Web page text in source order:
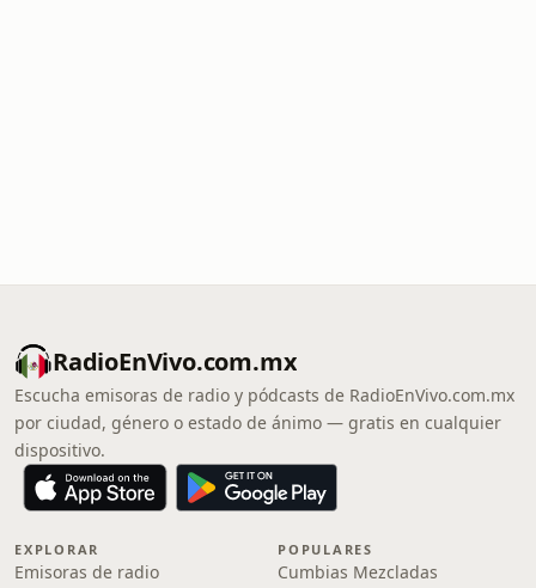
RadioEnVivo.com.mx
Escucha emisoras de radio y pódcasts de RadioEnVivo.com.mx
por ciudad, género o estado de ánimo — gratis en cualquier
dispositivo.
EXPLORAR
Emisoras de radio
POPULARES
Cumbias Mezcladas